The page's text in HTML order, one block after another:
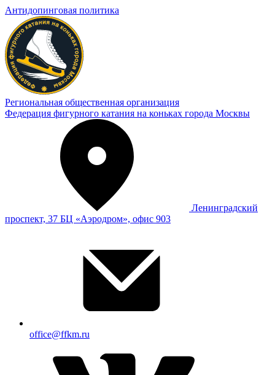
Антидопинговая политика
Региональная общественная организация
Федерация фигурного катания на коньках города Москвы
Ленинградский
проспект, 37 БЦ «Аэродром», офис 903
office@ffkm.ru